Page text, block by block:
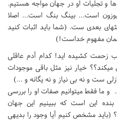
و تجلیات او در جهان مواجه هستیم.
است... بینگ بنگ است... اصلا
بعدی ست. (شما باید اثبات کنید
مفهوم خداست!)
زحمت کشیده اید! کدام آدم عاقلی
خیار نیز مثل باقی موجودات
ست و نه بی نیاز و نه یگانه و ...)
ما فقط میتوانیم صفات او را بررسی
این است که ببینیم این جهان
(باید مشخص کنیم آیا وجود را بدیهی